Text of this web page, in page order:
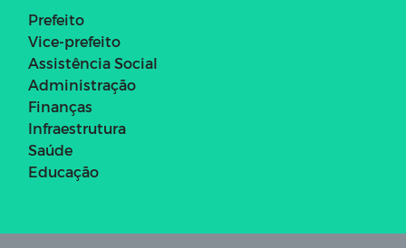
Prefeito
Vice-prefeito
Assistência Social
Administração
Finanças
Infraestrutura
Saúde
Educação